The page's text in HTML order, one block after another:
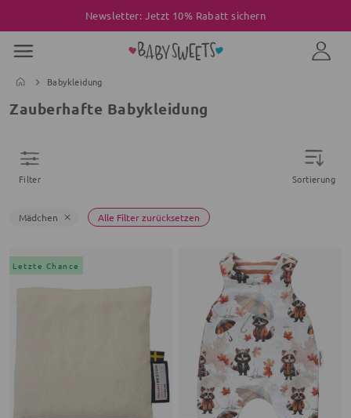
Newsletter: Jetzt 10% Rabatt sichern
Babykleidung
Zauberhafte Babykleidung
Filter Sortierung
Mädchen Alle Filter zurücksetzen
Letzte Chance